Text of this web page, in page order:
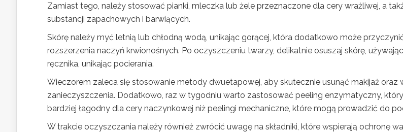
Zamiast tego, należy stosować pianki, mleczka lub żele przeznaczone dla cery wrażliwej, a
substancji zapachowych i barwiących.
Skórę należy myć letnią lub chłodną wodą, unikając gorącej, która dodatkowo może
rozszerzenia naczyń krwionośnych. Po oczyszczeniu twarzy, delikatnie osuszaj skórę,
ręcznika, unikając pocierania.
Wieczorem zaleca się stosowanie metody dwuetapowej, aby skutecznie usunąć makijaż oraz
zanieczyszczenia. Dodatkowo, raz w tygodniu warto zastosować peeling enzymatyczny,
bardziej łagodny dla cery naczynkowej niż peelingi mechaniczne, które mogą prowadzić do
W trakcie oczyszczania należy również zwrócić uwagę na składniki, które wspierają ochronę